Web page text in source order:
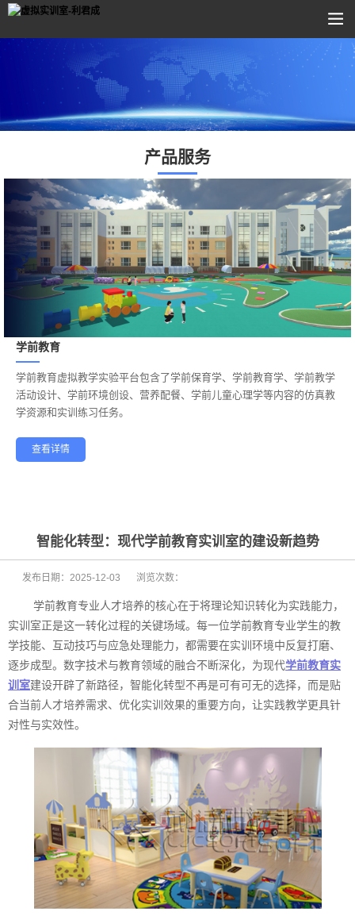
产品服务
学前教育
——
学前教育虚拟教学实验平台包含了学前保育学、学前教育学、学前教学
活动设计、学前环境创设、营养配餐、学前儿童心理学等内容的仿真教
学资源和实训练习任务。
查看详情
健康养老 家政服务
智能化转型：现代学前教育实训室的建设新趋势
发布日期： 2025-12-03 浏览次数：
学前教育专业人才培养的核心在于将理论知识转化为实践能力，
实训室正是这一转化过程的关键场域。每一位学前教育专业学生的教
学技能、互动技巧与应急处理能力，都需要在实训环境中反复打磨、
逐步成型。数字技术与教育领域的融合不断深化，为现代学前教育实
训室建设开辟了新路径，智能化转型不再是可有可无的选择，而是贴
合当前人才培养需求、优化实训效果的重要方向，让实践教学更具针
对性与实效性。